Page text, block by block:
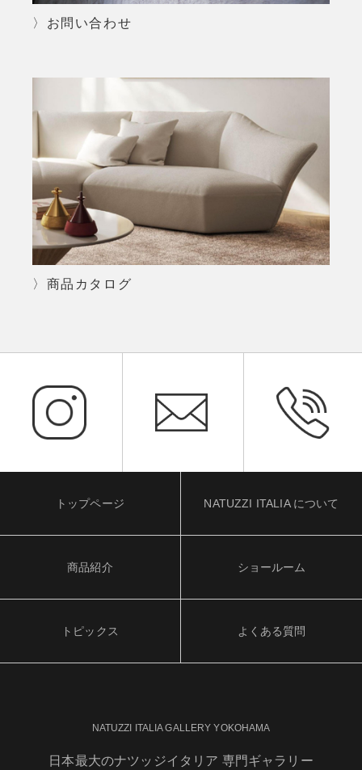
〉お問い合わせ
〉商品カタログ
トップページ NATUZZI ITALIA について
商品紹介 ショールーム
トピックス よくある質問
NATUZZI ITALIA GALLERY YOKOHAMA
日本最大のナツッジイタリア 専門ギャラリー